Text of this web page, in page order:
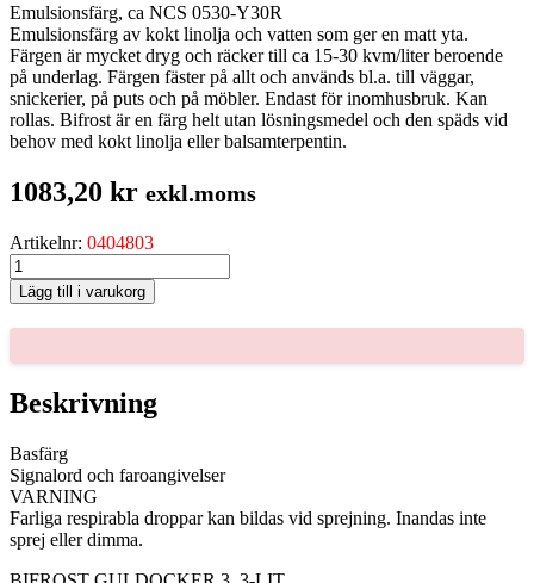
Emulsionsfärg, ca NCS 0530-Y30R
Emulsionsfärg av kokt linolja och vatten som ger en matt yta.
Färgen är mycket dryg och räcker till ca 15-30 kvm/liter beroende
på underlag. Färgen fäster på allt och används bl.a. till väggar,
snickerier, på puts och på möbler. Endast för inomhusbruk. Kan
rollas. Bifrost är en färg helt utan lösningsmedel och den späds vid
behov med kokt linolja eller balsamterpentin.
1083,20 kr exkl.moms
Artikelnr: 0404803
BIFROST
GULDOCKER
3,
3-
mängd
Lägg till i varukorg
Beskrivning
Basfärg
Signalord och faroangivelser
VARNING
Farliga respirabla droppar kan bildas vid sprejning. Inandas inte
sprej eller dimma.